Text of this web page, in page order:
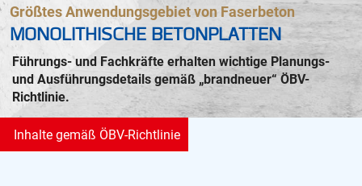
Größtes Anwendungsgebiet von Faserbeton
MONOLITHISCHE BETONPLATTEN
Führungs- und Fachkräfte erhalten wichtige Planungs-
und Ausführungsdetails gemäß „brandneuer“ ÖBV-
Richtlinie.
Inhalte gemäß ÖBV-Richtlinie